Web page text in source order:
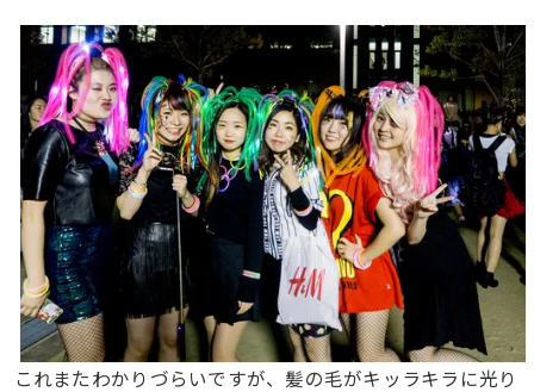
これまたわかりづらいですが、髪の毛がキッラキラに光り